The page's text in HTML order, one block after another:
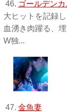
46. ゴールデン
大ヒットを記録
血湧き肉躍る、
W独 ...
47. 金魚妻